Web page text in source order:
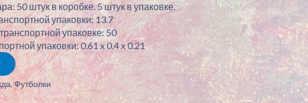
50 штук в коробке. 5 штук в упаковке.
упаковки: 13.7
упаковке: 50
упаковки: 0.61 x 0.4 x 0.21
,Футболки